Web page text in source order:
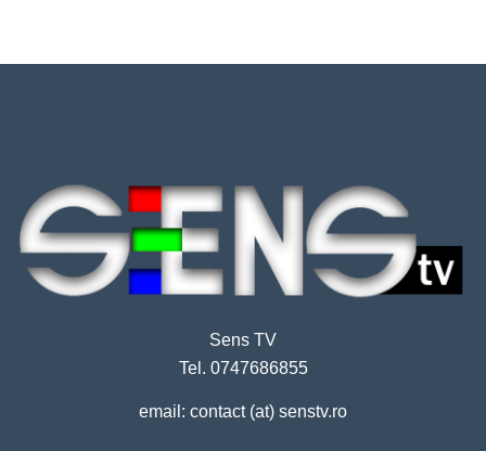
Sens TV
Tel. 0747686855
email: contact (at) senstv.ro